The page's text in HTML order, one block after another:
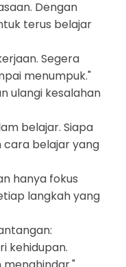
Dengan
terus belajar
Segera
menumpuk."
ulangi kesalahan
belajar. Siapa
cara belajar yang
hanya fokus
langkah yang
kehidupan.